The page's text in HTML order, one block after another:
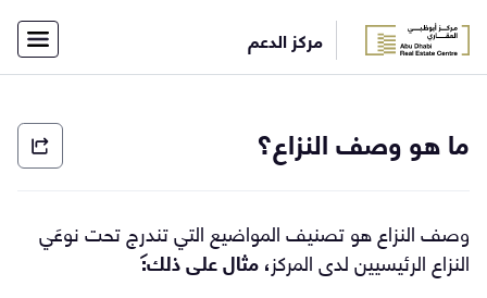
مركز الدعم ×
بفريق
تسجيل
English
ما هو وصف النزاع؟
وصف النزاع هو تصنيف المواضيع التي تندرج تحت نوعَي
النزاع الرئيسيين لدى المركز، مثال على ذلك: